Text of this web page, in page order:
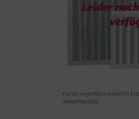
Für eine größere Ansicht
Vorschaubild